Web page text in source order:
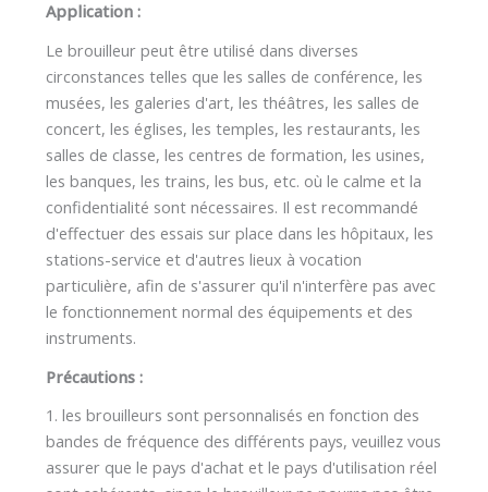
Application :
Le brouilleur peut être utilisé dans diverses
circonstances telles que les salles de conférence, les
musées, les galeries d'art, les théâtres, les salles de
concert, les églises, les temples, les restaurants, les
salles de classe, les centres de formation, les usines,
les banques, les trains, les bus, etc. où le calme et la
confidentialité sont nécessaires. Il est recommandé
d'effectuer des essais sur place dans les hôpitaux, les
stations-service et d'autres lieux à vocation
particulière, afin de s'assurer qu'il n'interfère pas avec
le fonctionnement normal des équipements et des
instruments.
Précautions :
1. les brouilleurs sont personnalisés en fonction des
bandes de fréquence des différents pays, veuillez vous
assurer que le pays d'achat et le pays d'utilisation réel